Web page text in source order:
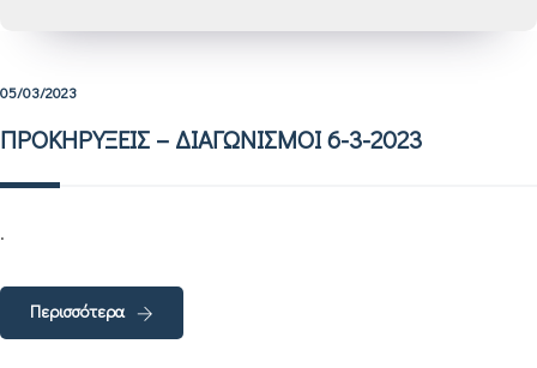
05/03/2023
ΠΡΟΚΗΡΥΞΕΙΣ – ΔΙΑΓΩΝΙΣΜΟΙ 6-3-2023
.
Περισσότερα